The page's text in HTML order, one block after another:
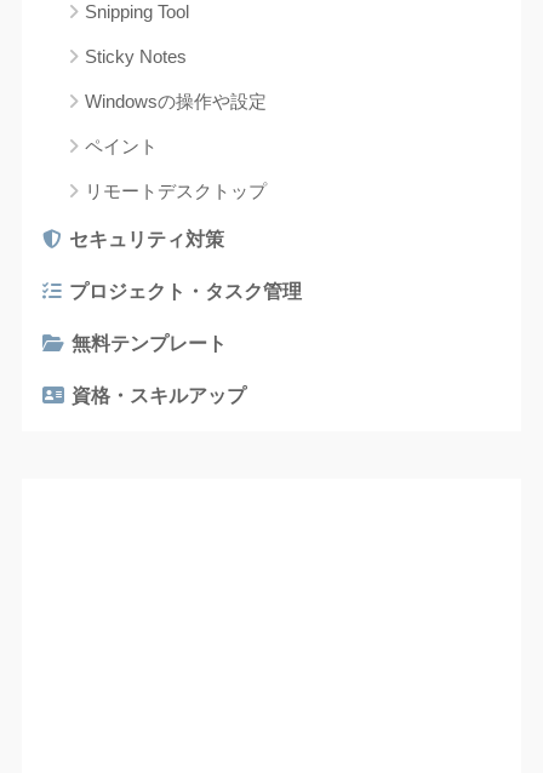
Snipping Tool
Sticky Notes
Windowsの操作や設定
ペイント
リモートデスクトップ
セキュリティ対策
プロジェクト・タスク管理
無料テンプレート
資格・スキルアップ